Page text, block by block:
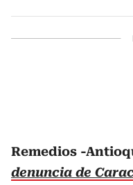
Remedios -
denuncia de